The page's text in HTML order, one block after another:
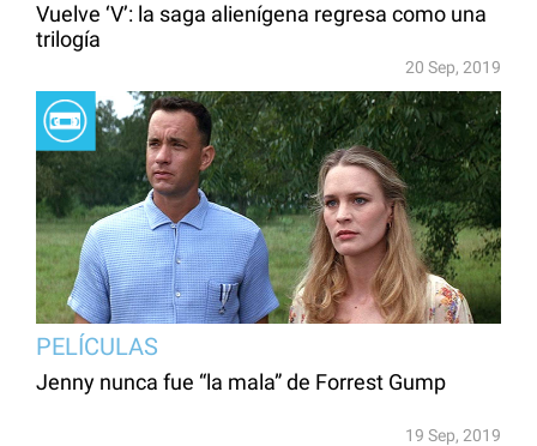
Vuelve ‘V’: la saga alienígena regresa como una
trilogía
20 Sep, 2019
PELÍCULAS
Jenny nunca fue “la mala” de Forrest Gump
19 Sep, 2019